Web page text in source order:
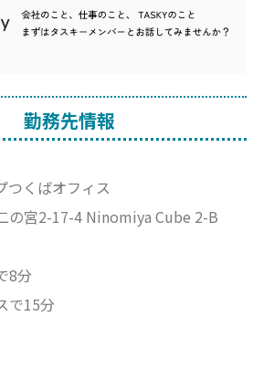
勤務先情報
つくばオフィス
の宮2-17-4 Ninomiya Cube 2-B
8分
で15分